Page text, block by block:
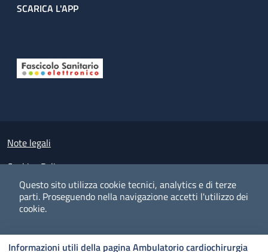
Questo sito utilizza cookie tecnici, analytics e di terze
parti. Proseguendo nella navigazione accetti l'utilizzo dei
cookie.
Informazioni utili della pagina Ambulatorio cardiochirurgia
SCARICA L'APP
Small prints
Note legali
Cookies Policy
Policy privacy e protezione del dato personale
Albo pretorio on-line
Dichiarazione di accessibilità